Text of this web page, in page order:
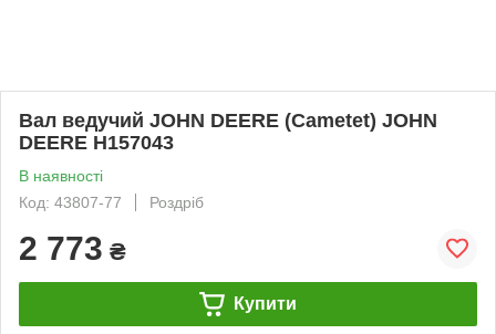
Вал ведучий JOHN DEERE (Cametet) JOHN
DEERE H157043
В наявності
Код: 43807-77
Роздріб
2 773 ₴
Купити